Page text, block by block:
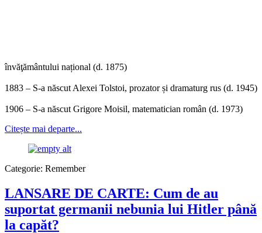
învăţământului național (d. 1875)
1883 – S-a născut Alexei Tolstoi, prozator și dramaturg rus (d. 1945)
1906 – S-a născut Grigore Moisil, matematician român (d. 1973)
Citește mai departe...
Categorie: Remember
LANSARE DE CARTE: Cum de au
suportat germanii nebunia lui Hitler până
la capăt?